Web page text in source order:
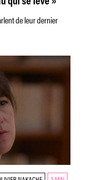
de leur dernier